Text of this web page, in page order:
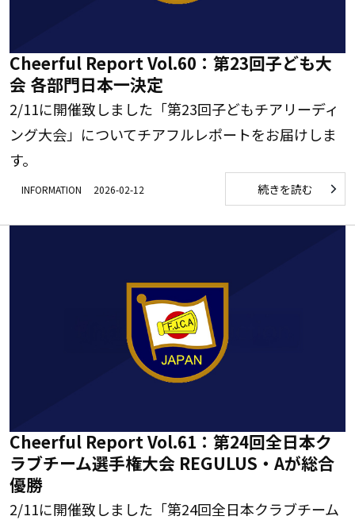
Cheerful Report Vol.60：第23回子ども大
会 各部門日本一決定
2/11に開催致しました「第23回子どもチアリーディ
ング大会」についてチアフルレポートをお届けしま
す。
INFORMATION 2026-02-12 続きを読む
Cheerful Report Vol.61：第24回全日本ク
ラブチーム選手権大会 REGULUS・Aが総合
優勝
2/11に開催致しました「第24回全日本クラブチーム